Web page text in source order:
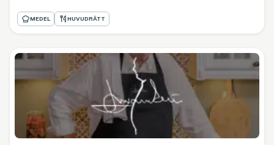
MEDEL HUVUDRÄTT